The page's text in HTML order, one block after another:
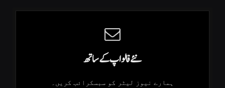
نئے فالو اپ کے ساتھ
ہمارے نیوز لیٹر کو سبسکرائب کریں۔